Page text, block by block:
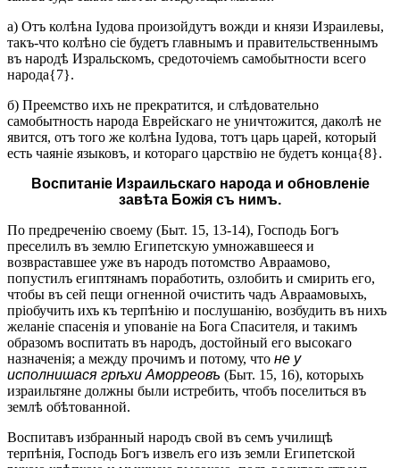
а) Отъ колѣна Іудова произойдутъ вожди и князи Израилевы,
такъ-что колѣно сіе будетъ главнымъ и правительственнымъ
въ народѣ Изральскомъ, средоточіемъ самобытности всего
народа{7}.
б) Преемство ихъ не прекратится, и слѣдовательно
самобытность народа Еврейскаго не уничтожится, даколѣ не
явится, отъ того же колѣна Іудова, тотъ царь царей, который
есть чаяніе языковъ, и котораго царствію не будетъ конца{8}.
Воспитаніе Израильскаго народа и обновленіе
завѣта Божія съ нимъ.
По предреченію своему (Быт. 15, 13-14), Господь Богъ
преселилъ въ землю Египетскую умножавшееся и
возвраставшее уже въ народъ потомство Авраамово,
попустилъ египтянамъ поработить, озлобить и смирить его,
чтобы въ сей пещи огненной очистить чадъ Авраамовыхъ,
пріобучить ихъ къ терпѣнію и послушанію, возбудить въ нихъ
желаніе спасенія и упованіе на Бога Спасителя, и такимъ
образомъ воспитать въ народъ, достойный его высокаго
назначенія; а между прочимъ и потому, что не у
исполнишася грѣхи Аморреовъ (Быт. 15, 16), которыхъ
израильтяне должны были истребить, чтобъ поселиться въ
землѣ обѣтованной.
Воспитавъ избранный народъ свой въ семъ училищѣ
терпѣнія, Господь Богъ извелъ его изъ земли Египетской